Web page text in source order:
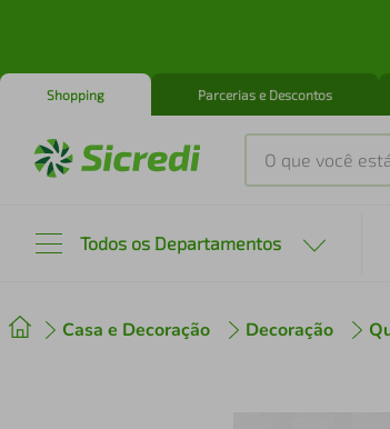
Shopping Parcerias e Descontos
O que você está
Todos os Departamentos
Casa e Decoração Decoração
º cafeteira